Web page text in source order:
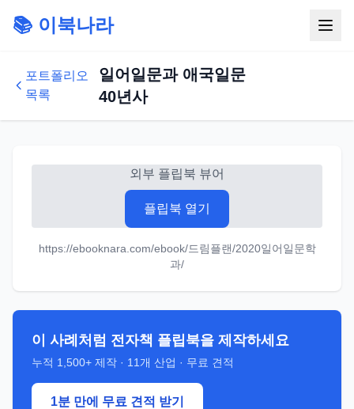
📚 이북나라
포트폴리오
목록
일어일문과 애국일문
40년사
외부 플립북 뷰어
플립북 열기
https://ebooknara.com/ebook/드림플랜/2020일어일문학
과/
이 사례처럼 전자책 플립북을 제작하세요
누적 1,500+ 제작 · 11 개 산업 · 무료 견적
1분 만에 무료 견적 받기